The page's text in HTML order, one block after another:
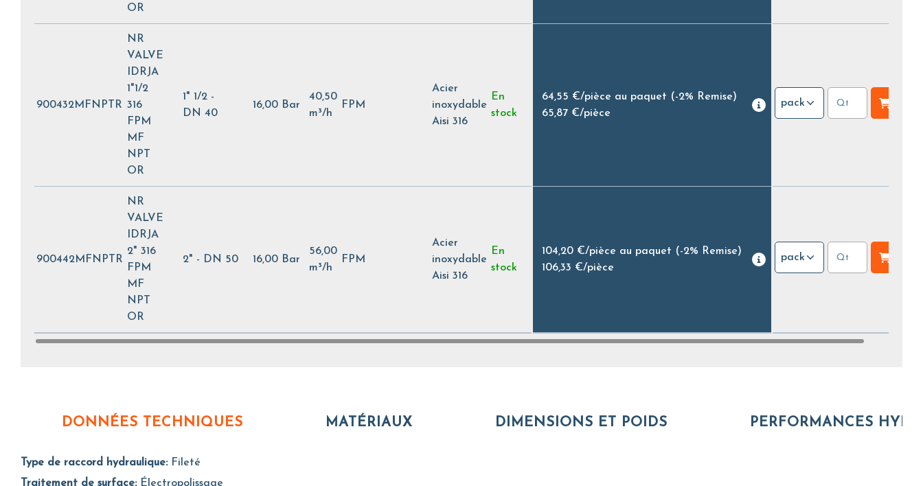
OR
900432MFNPTR
NR
VALVE
IDRJA
1"1/2
316
FPM
MF
NPT
OR
1" 1/2 -
DN 40
16,00 Bar
40,50
m³/h
FPM
Acier
inoxydable
Aisi 316
En
stock
64,55 €/pièce au paquet (-2% Remise)
65,87 €/pièce
pack
900442MFNPTR
NR
VALVE
IDRJA
2" 316
FPM
MF
NPT
OR
2" - DN 50 16,00 Bar
56,00
m³/h
FPM
Acier
inoxydable
Aisi 316
En
stock
104,20 €/pièce au paquet (-2% Remise)
106,33 €/pièce
pack
DONNÉES TECHNIQUES MATÉRIAUX DIMENSIONS ET POIDS PERFORMANCES
Type de raccord hydraulique: Fileté
Traitement de surface: Électropolissage